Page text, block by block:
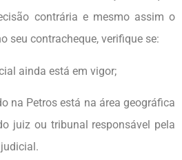
contrária e mesmo assim o
seu contracheque, verifique se:
ainda está em vigor;
na Petros está na área geográfica
juiz ou tribunal responsável pela